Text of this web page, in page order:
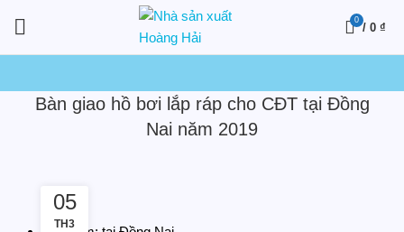
0
/ 0 ₫
Bàn giao hồ bơi lắp ráp cho CĐT tại Đồng
Nai năm 2019
05
TH3